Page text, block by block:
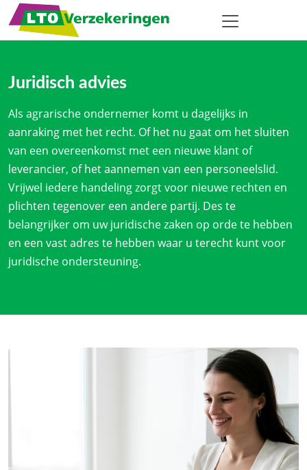
Juridisch advies
Als agrarische ondernemer komt u dagelijks in
aanraking met het recht. Of het nu gaat om het sluiten
van een overeenkomst met een nieuwe klant of
leverancier, of het aannemen van een personeelslid.
Vrijwel iedere handeling zorgt voor nieuwe rechten en
plichten tegenover een andere partij. Des te
belangrijker om uw juridische zaken op orde te hebben
en een vast adres te hebben waar u terecht kunt voor
juridische ondersteuning.